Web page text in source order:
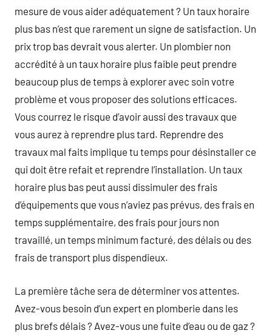
mesure de vous aider adéquatement ? Un taux horaire
plus bas n’est que rarement un signe de satisfaction. Un
prix trop bas devrait vous alerter. Un plombier non
accrédité à un taux horaire plus faible peut prendre
beaucoup plus de temps à explorer avec soin votre
problème et vous proposer des solutions efficaces.
Vous courrez le risque d’avoir aussi des travaux que
vous aurez à reprendre plus tard. Reprendre des
travaux mal faits implique tu temps pour désinstaller ce
qui doit être refait et reprendre l’installation. Un taux
horaire plus bas peut aussi dissimuler des frais
d’équipements que vous n’aviez pas prévus, des frais en
temps supplémentaire, des frais pour jours non
travaillé, un temps minimum facturé, des délais ou des
frais de transport plus dispendieux.
La première tâche sera de déterminer vos attentes.
Avez-vous besoin d’un expert en plomberie dans les
plus brefs délais ? Avez-vous une fuite d’eau ou de gaz ?